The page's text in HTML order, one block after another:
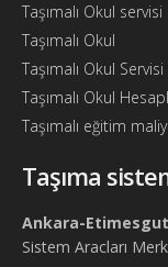
Taşımalı Okul servisi
Taşımalı Okul
Taşımalı Okul
Taşımalı Okul
Taşımalı eğitim
Taşıma
Ankara-Etimesgut
Sistem Aracları